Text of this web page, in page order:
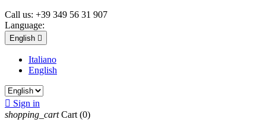
Call us: +39 349 56 31 907
Language:
English 
Italiano
English
 Sign in
shopping_cart Cart (0)